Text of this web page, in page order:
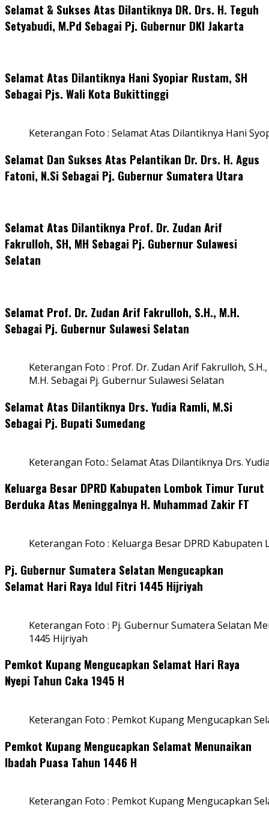
Selamat & Sukses Atas Dilantiknya DR. Drs. H. Teguh
Setyabudi, M.Pd Sebagai Pj. Gubernur DKI Jakarta
Selamat Atas Dilantiknya Hani Syopiar Rustam, SH
Sebagai Pjs. Wali Kota Bukittinggi
Keterangan Foto : Selamat Atas Dilantiknya Hani
Selamat Dan Sukses Atas Pelantikan Dr. Drs. H. Agus
Fatoni, N.Si Sebagai Pj. Gubernur Sumatera Utara
Selamat Atas Dilantiknya Prof. Dr. Zudan Arif
Fakrulloh, SH, MH Sebagai Pj. Gubernur Sulawesi
Selatan
Selamat Prof. Dr. Zudan Arif Fakrulloh, S.H., M.H.
Sebagai Pj. Gubernur Sulawesi Selatan
Keterangan Foto : Prof. Dr. Zudan Arif Fakrulloh, S.H.,
M.H. Sebagai Pj. Gubernur Sulawesi Selatan
Selamat Atas Dilantiknya Drs. Yudia Ramli, M.Si
Sebagai Pj. Bupati Sumedang
Keterangan Foto.: Selamat Atas Dilantiknya Drs.
Keluarga Besar DPRD Kabupaten Lombok Timur Turut
Berduka Atas Meninggalnya H. Muhammad Zakir FT
Keterangan Foto : Keluarga Besar DPRD
Pj. Gubernur Sumatera Selatan Mengucapkan
Selamat Hari Raya Idul Fitri 1445 Hijriyah
Keterangan Foto : Pj. Gubernur Sumatera Selatan
1445 Hijriyah
Pemkot Kupang Mengucapkan Selamat Hari Raya
Nyepi Tahun Caka 1945 H
Keterangan Foto : Pemkot Kupang Mengucapkan
Pemkot Kupang Mengucapkan Selamat Menunaikan
Ibadah Puasa Tahun 1446 H
Keterangan Foto : Pemkot Kupang Mengucapkan